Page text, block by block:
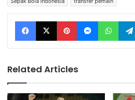
Facebook X Pinterest Messenger WhatsApp
Related Articles